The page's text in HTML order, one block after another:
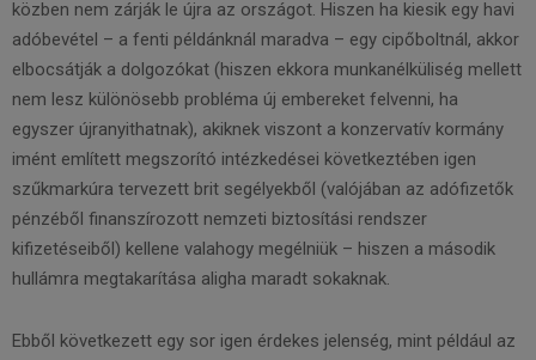
közben nem zárják le újra az országot. Hiszen ha kiesik egy havi
adóbevétel – a fenti példánknál maradva – egy cipőboltnál, akkor
elbocsátják a dolgozókat (hiszen ekkora munkanélküliség mellett
nem lesz különösebb probléma új embereket felvenni, ha
egyszer újranyithatnak), akiknek viszont a konzervatív kormány
imént említett megszorító intézkedései következtében igen
szűkmarkúra tervezett brit segélyekből (valójában az adófizetők
pénzéből finanszírozott nemzeti biztosítási rendszer
kifizetéseiből) kellene valahogy megélniük – hiszen a második
hullámra megtakarítása aligha maradt sokaknak.
Ebből következett egy sor igen érdekes jelenség, mint például az